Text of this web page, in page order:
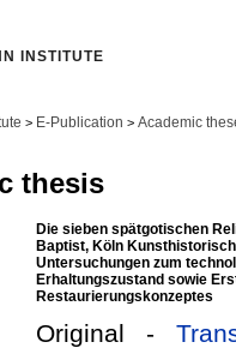
INSTITUTE
> E-Publication > Academic
thesis
Die sieben spätgotischen
Baptist, Köln
Untersuchungen zum
Erhaltungszustand sowie
Restaurierungskonzeptes
Original -